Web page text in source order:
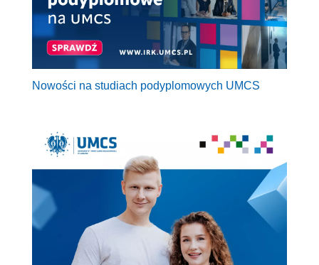
Nowości na studiach podyplomowych UMCS